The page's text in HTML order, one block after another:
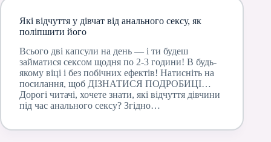
Які відчуття у дівчат від анального сексу, як
поліпшити його
Всього дві капсули на день — і ти будеш
займатися сексом щодня по 2-3 години! В будь-
якому віці і без побічних ефектів! Натисніть на
посилання, щоб ДІЗНАТИСЯ ПОДРОБИЦІ…
Дорогі читачі, хочете знати, які відчуття дівчини
під час анального сексу? Згідно…